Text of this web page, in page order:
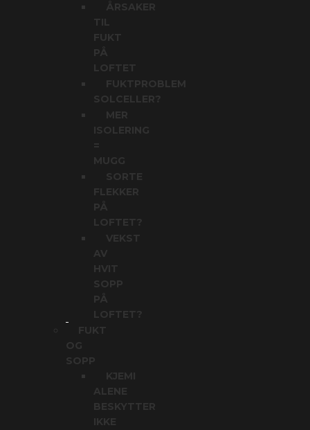
ÅRSAKER
FUKT
PÅ
FUKTPROBLEM
SOLCELLER?
MER
ISOLERING
MUGG
SORTE
FLEKKER
PÅ
VEKST
AV
HVIT
SOPP
PÅ
FUKT
SOPP
KJEMI
ALENE
BESKYTTER
IKKE